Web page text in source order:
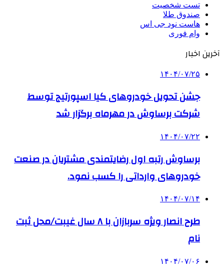
تست شخصیت
صندوق طلا
هاست نود جی اس
وام فوری
آخرین اخبار
۱۴۰۴/۰۷/۲۵
جشن تحویل خودروهای کیا اسپورتیج توسط
شرکت برساوش در مهرماه برگزار شد
۱۴۰۴/۰۷/۲۲
برساوش رتبه اول رضایتمندی مشتریان در صنعت
خودروهای وارداتی را کسب نمود.
۱۴۰۴/۰۷/۱۴
طرح انصار ویژه سربازان با ۸ سال غیبت/محل ثبت
نام
۱۴۰۴/۰۷/۰۶